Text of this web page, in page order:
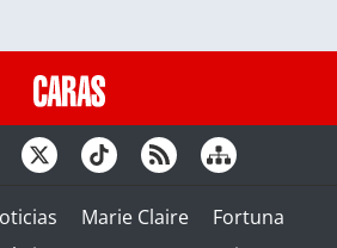
Marie Claire
Fortuna